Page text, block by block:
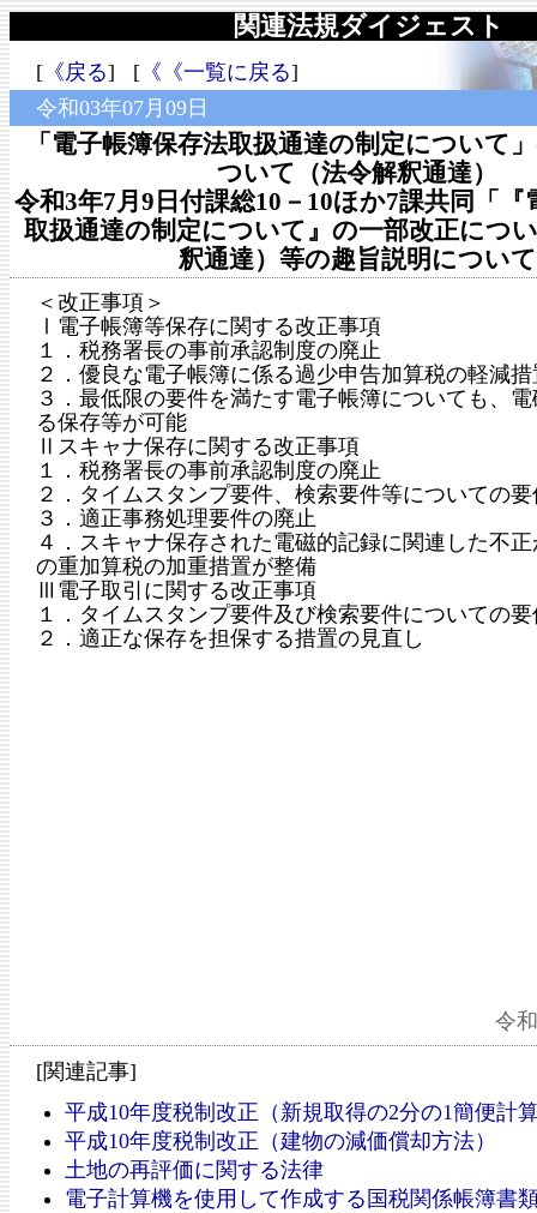
関連法規ダイジェスト
[《戻る] [《《一覧に戻る]
令和03年07月09日
「電子帳簿保存法取扱通達の制定について
ついて（法令解釈通達）
令和3年7月9日付課総10－10ほか7課共同「『
取扱通達の制定について』の一部改正につ
釈通達）等の趣旨説明について
＜改正事項＞
Ⅰ電子帳簿等保存に関する改正事項
１．税務署長の事前承認制度の廃止
２．優良な電子帳簿に係る過少申告加算税の軽減
３．最低限の要件を満たす電子帳簿についても、
る保存等が可能
Ⅱスキャナ保存に関する改正事項
１．税務署長の事前承認制度の廃止
２．タイムスタンプ要件、検索要件等についての
３．適正事務処理要件の廃止
４．スキャナ保存された電磁的記録に関連した不
の重加算税の加重措置が整備
Ⅲ電子取引に関する改正事項
１．タイムスタンプ要件及び検索要件についての
２．適正な保存を担保する措置の見直し
令
[関連記事]
平成10年度税制改正（新規取得の2分の1簡便計
平成10年度税制改正（建物の減価償却方法）
土地の再評価に関する法律
電子計算機を使用して作成する国税関係帳簿書